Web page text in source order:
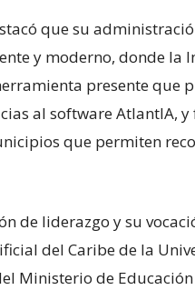
que su
y moderno, donde la
presente que
al software AtlantIA,
que permiten
de liderazgo y su
del Caribe de la
Ministerio de Educación